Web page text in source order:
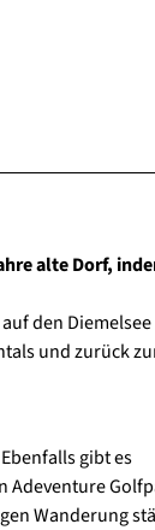
alte Dorf,
den Diemelsee
und zurück
gibt es
Adeventure
Wanderung